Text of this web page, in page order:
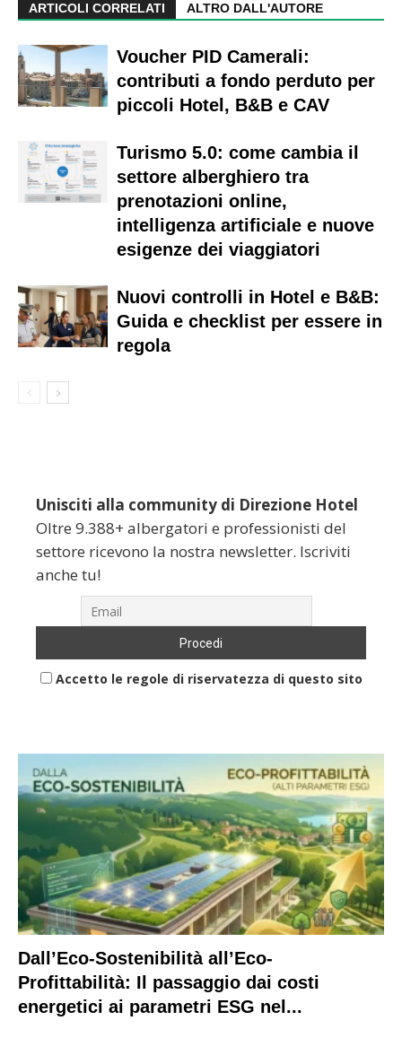
ARTICOLI CORRELATI ALTRO DALL'AUTORE
Voucher PID Camerali:
contributi a fondo perduto per
piccoli Hotel, B&B e CAV
Turismo 5.0: come cambia il
settore alberghiero tra
prenotazioni online,
intelligenza artificiale e nuove
esigenze dei viaggiatori
Nuovi controlli in Hotel e B&B:
Guida e checklist per essere in
regola
Unisciti alla community di Direzione Hotel
Oltre 9.388+ albergatori e professionisti del
settore ricevono la nostra newsletter. Iscriviti
anche tu!
Accetto le regole di riservatezza di questo sito
Dall’Eco-Sostenibilità all’Eco-
Profittabilità: Il passaggio dai costi
energetici ai parametri ESG nel...